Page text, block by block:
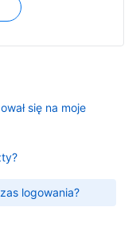
się na moje
logowania?